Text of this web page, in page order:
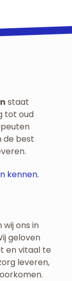
staat
tot oud
de best
kennen.
wij ons in
geloven
en vitaal te
leveren,